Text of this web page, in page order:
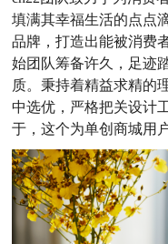
填满其幸福生活的点点
品牌，打造出能被消费
始团队筹备许久，足迹
质。秉持着精益求精的
中选优，严格把关设计
于，这个为单创商城用